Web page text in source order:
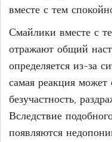
вместе с тем
Смайлики вместе с
отражают общий
определяется из-за
самая реакция
безучастность,
Вследствие
появляются